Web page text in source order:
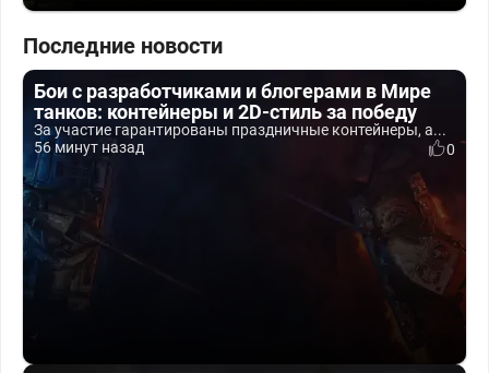
Последние новости
Бои с разработчиками и блогерами в Мире
танков: контейнеры и 2D-стиль за победу
За участие гарантированы праздничные контейнеры, а...
56 минут назад
0